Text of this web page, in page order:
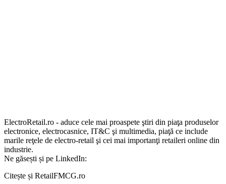
ElectroRetail.ro - aduce cele mai proaspete ştiri din piaţa produselor
electronice, electrocasnice, IT&C şi multimedia, piaţă ce include
marile reţele de electro-retail şi cei mai importanţi retaileri online din
industrie.
Ne găsești și pe LinkedIn:
Citește și RetailFMCG.ro